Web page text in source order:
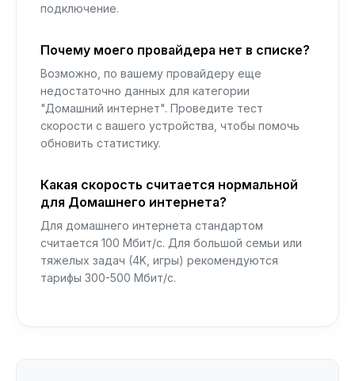
подключение.
Почему моего провайдера нет в списке?
Возможно, по вашему провайдеру еще
недостаточно данных для категории
"Домашний интернет". Проведите тест
скорости с вашего устройства, чтобы помочь
обновить статистику.
Какая скорость считается нормальной
для Домашнего интернета?
Для домашнего интернета стандартом
считается 100 Мбит/с. Для большой семьи или
тяжелых задач (4K, игры) рекомендуются
тарифы 300-500 Мбит/с.